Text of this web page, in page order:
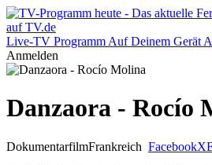
Live-TV Programm Auf Deinem Gerät
Anmelden
Danzaora - Rocío
DokumentarfilmFrankreich FacebookX